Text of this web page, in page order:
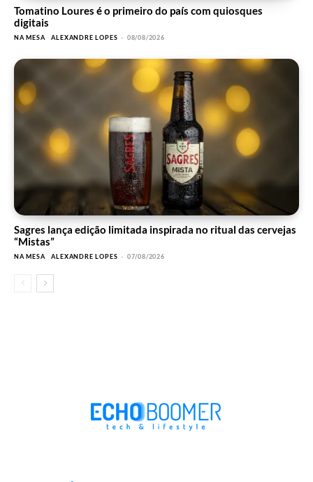
Tomatino Loures é o primeiro do país com quiosques
digitais
NA MESA ALEXANDRE LOPES - 08/08/2026
Sagres lança edição limitada inspirada no ritual das cervejas
“Mistas”
NA MESA ALEXANDRE LOPES - 07/08/2026